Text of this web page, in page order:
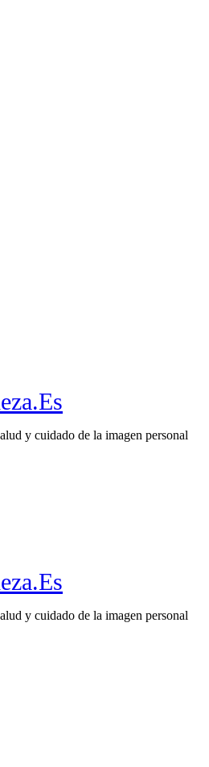
y cuidado de la imagen personal
y cuidado de la imagen personal